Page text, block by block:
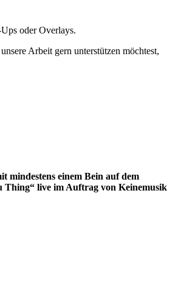
oder Overlays.
Arbeit gern unterstützen möchtest,
mindestens einem Bein auf dem
Thing“ live im Auftrag von Keinemusik